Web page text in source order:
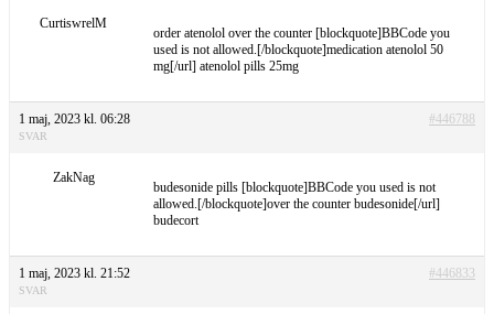
CurtiswrelM
order atenolol over the counter [blockquote]BBCode you
used is not allowed.[/blockquote]medication atenolol 50
mg[/url] atenolol pills 25mg
1 maj, 2023 kl. 06:28 #446788
SVAR
ZakNag
budesonide pills [blockquote]BBCode you used is not
allowed.[/blockquote]over the counter budesonide[/url]
budecort
1 maj, 2023 kl. 21:52 #446833
SVAR